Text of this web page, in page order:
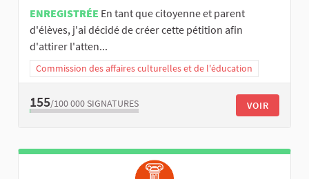
ENREGISTRÉE En tant que citoyenne et parent
d'élèves, j'ai décidé de créer cette pétition afin
d'attirer l'atten...
Commission des affaires culturelles et de l'éducation
155/100 000 SIGNATURES VOIR